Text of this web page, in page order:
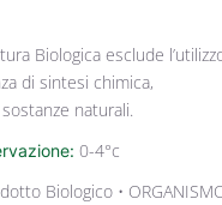
Biologica esclude
di sintesi chimica,
naturali.
0-4°c
Biologico •